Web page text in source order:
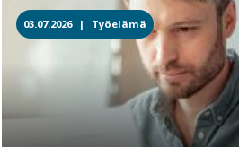
03.07.2026 | Työelämä